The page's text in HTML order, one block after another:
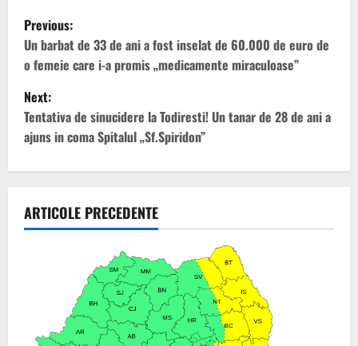
P
o
s
t
n
v
Previous:
Un barbat de 33 de ani a fost inselat de 60.000 de euro de
o femeie care i-a promis „medicamente miraculoase”
Next:
Tentativa de sinucidere la Todiresti! Un tanar de 28 de ani a
ajuns in coma Spitalul „Sf.Spiridon”
ARTICOLE PRECEDENTE